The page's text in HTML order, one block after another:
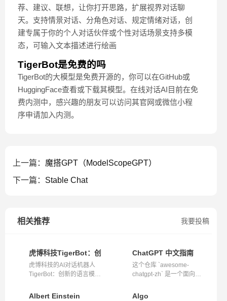
荐、建议、联想，让你打开思路，扩展视界对话聊
天。支持情景对话、分角色对话、规定情绪对话，创
建专属于你的个人对话伙伴或个性对话场景支持多模
态，可输入文本描述进行绘画
TigerBot是免费的吗
TigerBot的大模型是免费开源的，你可以在GitHub或
HuggingFace查看或下载其模型。在线对话AI目前在免
费内测中，感兴趣的朋友可以访问其官网或微信小程
序申请加入内测。
上一篇： 魔搭GPT（ModelScopeGPT）
下一篇： Stable Chat
我要投稿
相关推荐
虎博科技TigerBot：创新的AI对话机器人与多模态语言模型
虎博科技的AI对话机器人
TigerBot：创新的语言模型
ChatGPT 中文指南
这个仓库 `awesome-
chatgpt-zh` 是一个面向中
Albert Einstein Algo